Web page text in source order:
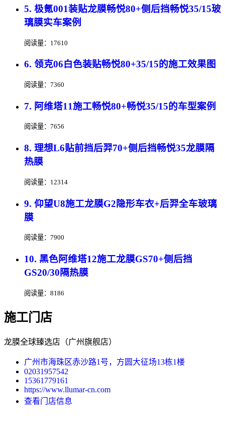
5. 极氪001装贴龙膜畅悦80+侧后挡畅悦35/15玻
璃膜实车案例
阅读量：17610
6. 领克06白色装贴畅悦80+35/15的施工效果图
阅读量：7360
7. 阿维塔11施工畅悦80+畅悦35/15的车型案例
阅读量：7656
8. 理想L6贴前挡后羿70+侧后挡畅悦35龙膜隔
热膜
阅读量：12314
9. 仰望U8施工龙膜G2隐形车衣+后羿全车玻璃
膜
阅读量：7900
10. 黑色阿维塔12施工龙膜GS70+侧后挡
GS20/30隔热膜
阅读量：8186
施工门店
龙膜全球臻选店（广州旗舰店）
广州市海珠区赤沙路1号，方圆大征场13栋1楼
02031957542
15361779161
https://www.llumar-cn.com
查看门店信息